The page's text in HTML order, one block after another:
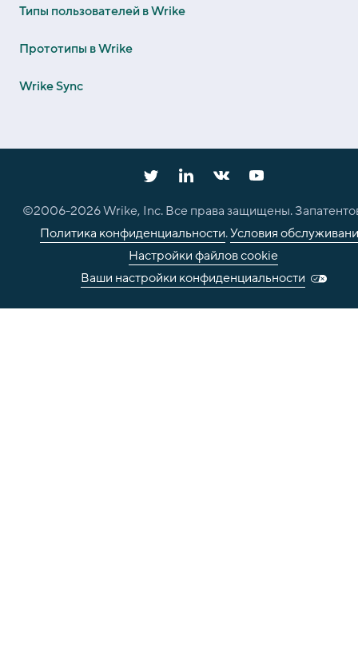
Типы пользователей в Wrike
Прототипы в Wrike
Wrike Sync
©2006-2026Wrike, Inc. Все права защищены.
Политика конфиденциальности.Условия
Настройки файлов cookie
Ваши настройки конфиденциальности